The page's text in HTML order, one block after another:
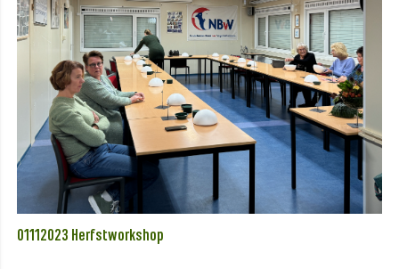
01112023 Herfstworkshop